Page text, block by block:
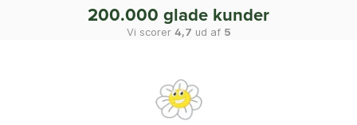
200.000 glade kunder
Vi scorer 4,7 ud af 5